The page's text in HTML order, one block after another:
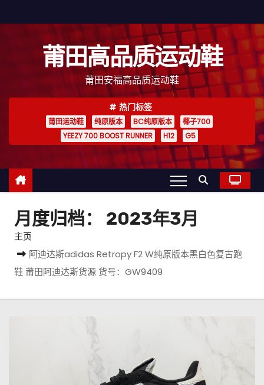
至
莆田高品质运动鞋
莆田安福高品质运动鞋
热门标签
莆田运动鞋 纯原版本 BC纯原版本
椰子700
YEEZY 700 BOOST RUNNER
H12 G5
月度归档： 2023年3月
主页
阿迪达斯adidas Retropy F2 W纯原版本黑白色复古跑
鞋 莆田阿迪达斯货源 货号：GW9409